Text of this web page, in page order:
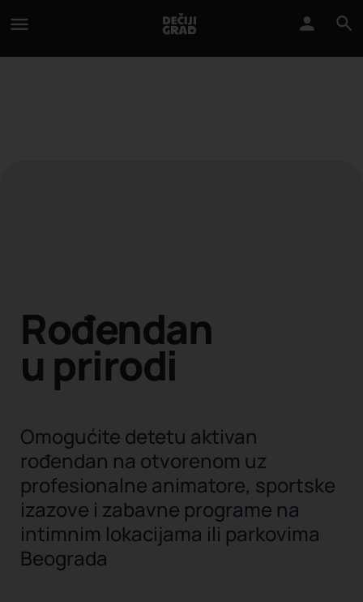
Rođendan
u prirodi
Omogućite detetu aktivan
rođendan na otvorenom uz
profesionalne animatore, sportske
izazove i zabavne programe na
intimnim lokacijama ili parkovima
Beograda